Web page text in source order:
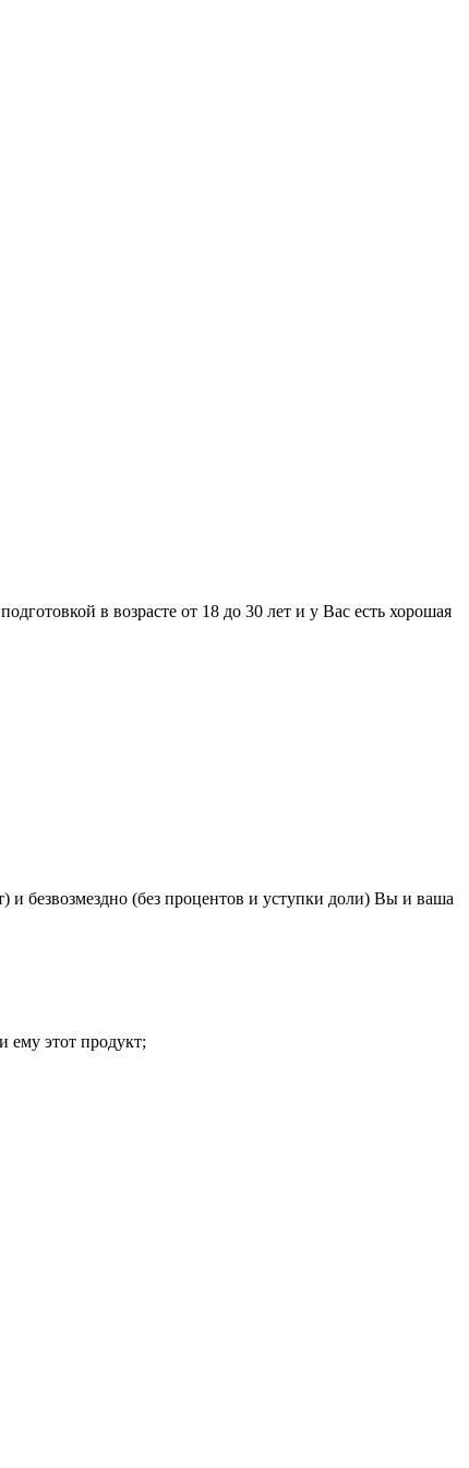
в возрасте от 18 до 30 лет и у Вас есть хорошая
безвозмездно (без процентов и уступки доли) Вы и ваша
ему этот продукт;